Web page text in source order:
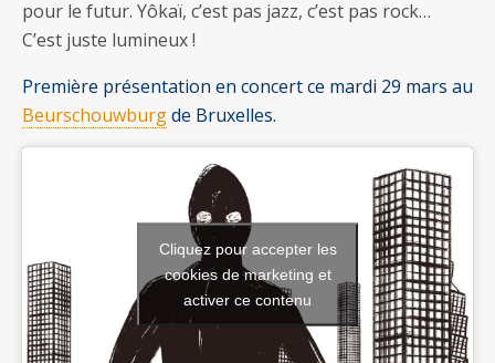
pour le futur. Yôkaï, c’est pas jazz, c’est pas rock…
C’est juste lumineux !
Première présentation en concert ce mardi 29 mars au
Beurschouwburgde Bruxelles.
Cliquez pour accepter les
cookies de marketing et
activer ce contenu